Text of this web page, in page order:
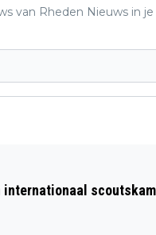
van Rheden Nieuws in
VUUR!
internationaal